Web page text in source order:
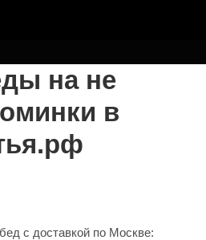
на не
в
с доставкой по Москве: